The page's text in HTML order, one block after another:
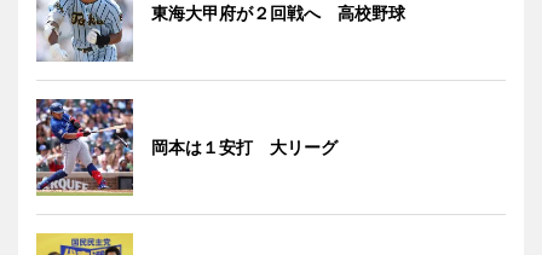
東海大甲府が２回戦へ 高校野球
岡本は１安打 大リーグ